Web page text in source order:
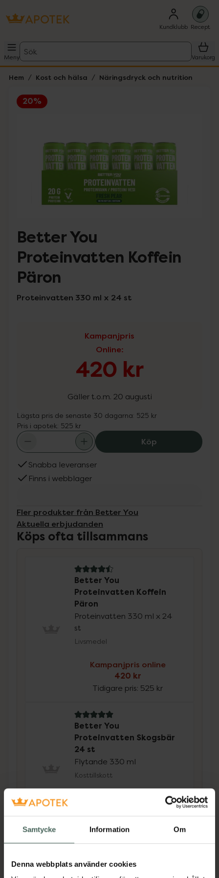
Samtycke Information Om
Denna webbplats använder cookies
Kundklubb Recept
Meny
Sök
Varukorg
Hem Kost och hälsa Näringsdryck och nutrition
20%
Better You
Proteinvatten Koffein
Päron
Proteinvatten 330 ml x 24 st
Kampanjpris
Online:
420 kr
Gäller t.o.m. 20 augusti
Lägsta pris de senaste 30 dagarna: 525 kr
Pris i apotek: 525 kr
KöpBetter You
Snabba leveranser
Finns i webblager
Fler produkter från Better You
Aktuella erbjudanden
Köps ofta tillsammans
4.5 av 5 i omdöme
Better You
Proteinvatten Koffein
Päron
Proteinvatten 330 ml x 24
st
Livsmedel
Kampanjpris online
420 kr
Tidigare pris: 525 kr
5 av 5 i omdöme
Better You
Proteinvatten Skogsbär
24 st
Flytande 330 ml
Kosttillskott
Kampanjpris online
Köp båda för:840 kr
Köp båda